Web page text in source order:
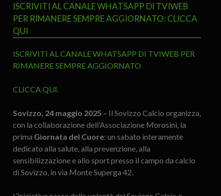
ISCRIVITI AL CANALE WHATSAPP DI TVIWEB
PER RIMANERE SEMPRE AGGIORNATO: CLICCA
QUI
ISCRIVITI AL CANALE WHATSAPP DI TVIWEB PER
RIMANERE SEMPRE AGGIORNATO
CLICCA QUI.
Sovizzo, 24 maggio 2025 – Il Sovizzo Calcio organizza,
con la collaborazione dell’Associazione Morosini, la
prima Giornata del Cuore: un sabato interamente
dedicato alla salute, alla prevenzione, alla
sensibilizzazione e allo sport presso il campo da calcio
di Sovizzo, in via Monte Superga 42.